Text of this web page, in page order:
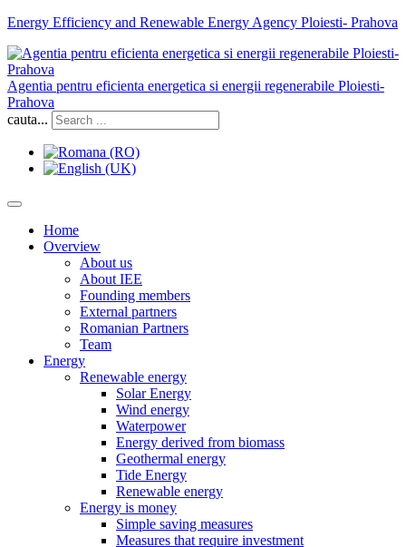
Energy Efficiency and Renewable Energy Agency Ploiesti- Prahova
Agentia pentru eficienta energetica si energii regenerabile Ploiesti-
Prahova
cauta...
Home
Overview
About us
About IEE
Founding members
External partners
Romanian Partners
Team
Energy
Renewable energy
Solar Energy
Wind energy
Waterpower
Energy derived from biomass
Geothermal energy
Tide Energy
Renewable energy
Energy is money
Simple saving measures
Measures that require investment